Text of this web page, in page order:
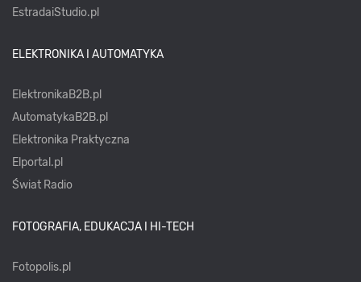
EstradaiStudio.pl
ELEKTRONIKA I AUTOMATYKA
ElektronikaB2B.pl
AutomatykaB2B.pl
Elektronika Praktyczna
Elportal.pl
Świat Radio
FOTOGRAFIA, EDUKACJA I HI-TECH
Fotopolis.pl